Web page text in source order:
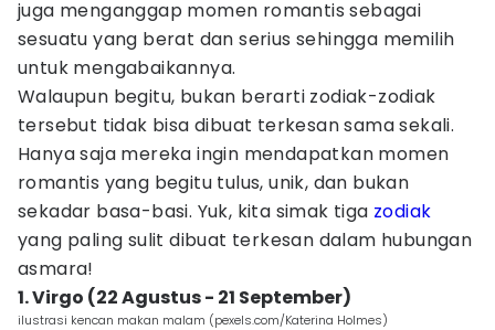
juga menganggap momen romantis sebagai
sesuatu yang berat dan serius sehingga memilih
untuk mengabaikannya.
Walaupun begitu, bukan berarti zodiak-zodiak
tersebut tidak bisa dibuat terkesan sama sekali.
Hanya saja mereka ingin mendapatkan momen
romantis yang begitu tulus, unik, dan bukan
sekadar basa-basi. Yuk, kita simak tiga zodiak
yang paling sulit dibuat terkesan dalam hubungan
asmara!
1. Virgo (22 Agustus - 21 September)
ilustrasi kencan makan malam (pexels.com/Katerina Holmes)